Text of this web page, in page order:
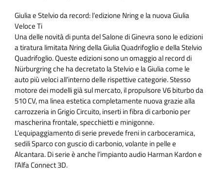
Giulia e Stelvio da record: l’edizione Nring e la nuova Giulia
Veloce Ti
Una delle novità di punta del Salone di Ginevra sono le edizioni
a tiratura limitata Nring della Giulia Quadrifoglio e della Stelvio
Quadrifoglio. Queste edizioni sono un omaggio al record di
Nürburgring che ha decretato la Stelvio e la Giulia come le
auto più veloci all’interno delle rispettive categorie. Stesso
motore dei modelli già sul mercato, il propulsore V6 biturbo da
510 CV, ma linea estetica completamente nuova grazie alla
carrozzeria in Grigio Circuito, inserti in fibra di carbonio per
mascherina frontale, specchietti e minigonne.
L’equipaggiamento di serie prevede freni in carboceramica,
sedili Sparco con guscio di carbonio, volante in pelle e
Alcantara. Di serie è anche l’impianto audio Harman Kardon e
l’Alfa Connect 3D.